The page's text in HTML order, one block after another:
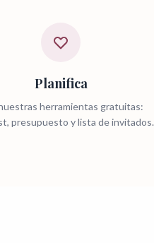
Planifica
herramientas gratuitas:
presupuesto y lista de invitados.